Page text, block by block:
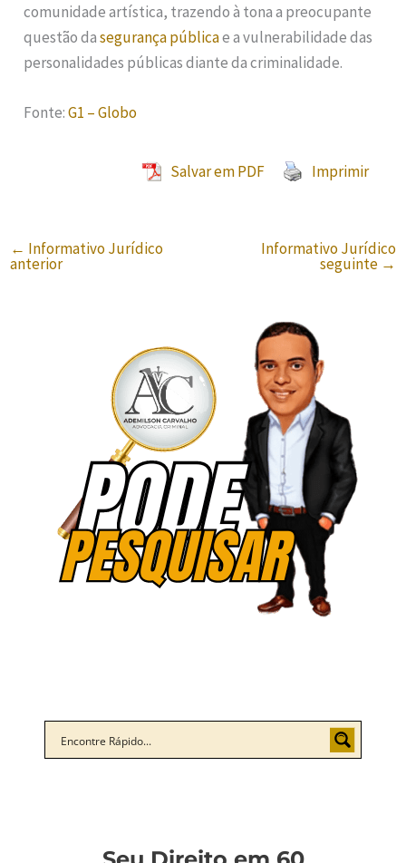
comunidade artística, trazendo à tona a preocupante
questão dasegurança públicae a vulnerabilidade das
personalidades públicas diante da criminalidade.
Fonte:G1 – Globo
Salvar em PDF Imprimir
← Informativo Jurídico
anterior
Informativo Jurídico
seguinte →